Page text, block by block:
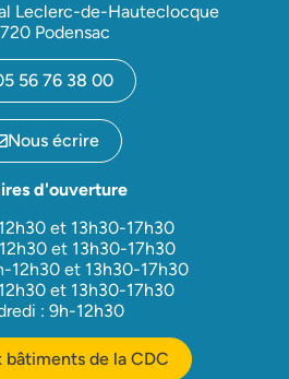
Leclerc-de-Hauteclocque
Podensac
56 76 38 00
Nous écrire
d'ouverture
et 13h30-17h30
et 13h30-17h30
12h30 et 13h30-17h30
et 13h30-17h30
: 9h-12h30
bâtiments de la CDC